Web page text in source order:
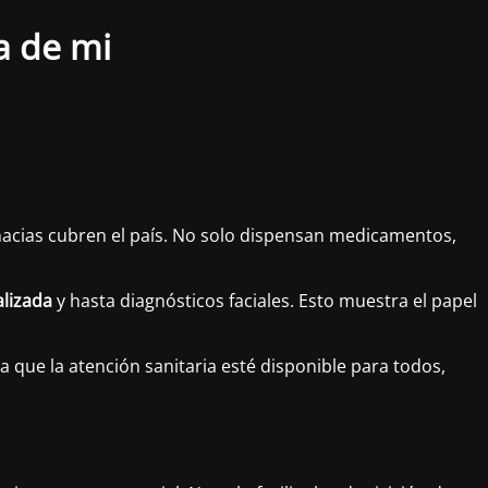
de mi
cubren el país. No solo dispensan medicamentos,
y hasta diagnósticos faciales. Esto muestra el papel
que la atención sanitaria esté disponible para todos,